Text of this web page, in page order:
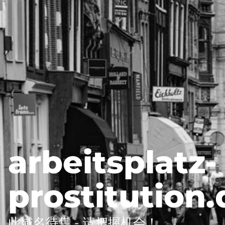
arbeitsplatz-